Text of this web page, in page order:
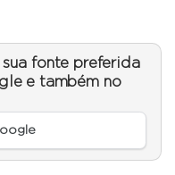
sua fonte preferida
e também no